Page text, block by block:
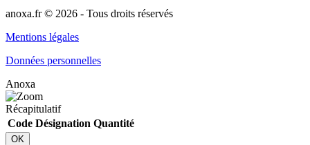
anoxa.fr © 2026 - Tous droits réservés
Mentions légales
Données personnelles
Anoxa
Récapitulatif
Code Désignation Quantité
OK